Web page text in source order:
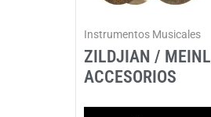
Instrumentos Musicales
ZILDJIAN / MEINL
ACCESORIOS